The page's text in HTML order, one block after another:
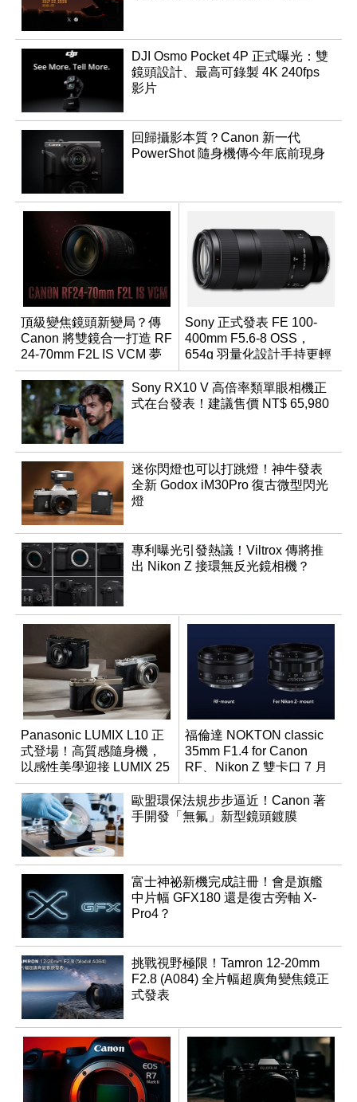
DJI Osmo Pocket 4P 正式曝光：雙
鏡頭設計、最高可錄製 4K 240fps
影片
回歸攝影本質？Canon 新一代
PowerShot 隨身機傳今年底前現身
頂級變焦鏡頭新變局？傳
Canon 將雙鏡合一打造 RF
24-70mm F2L IS VCM 夢
幻規格
Sony 正式發表 FE 100-
400mm F5.6-8 OSS，
654g 羽量化設計手持更輕
鬆
Sony RX10 V 高倍率類單眼相機正
式在台發表！建議售價 NT$ 65,980
迷你閃燈也可以打跳燈！神牛發表
全新 Godox iM30Pro 復古微型閃光
燈
專利曝光引發熱議！Viltrox 傳將推
出 Nikon Z 接環無反光鏡相機？
Panasonic LUMIX L10 正
式登場！高質感隨身機，
以感性美學迎接 LUMIX 25
週年
福倫達 NOKTON classic
35mm F1.4 for Canon
RF、Nikon Z 雙卡口 7 月
同步登台
歐盟環保法規步步逼近！Canon 著
手開發「無氟」新型鏡頭鍍膜
富士神祕新機完成註冊！會是旗艦
中片幅 GFX180 還是復古旁軸 X-
Pro4？
挑戰視野極限！Tamron 12-20mm
F2.8 (A084) 全片幅超廣角變焦鏡正
式發表